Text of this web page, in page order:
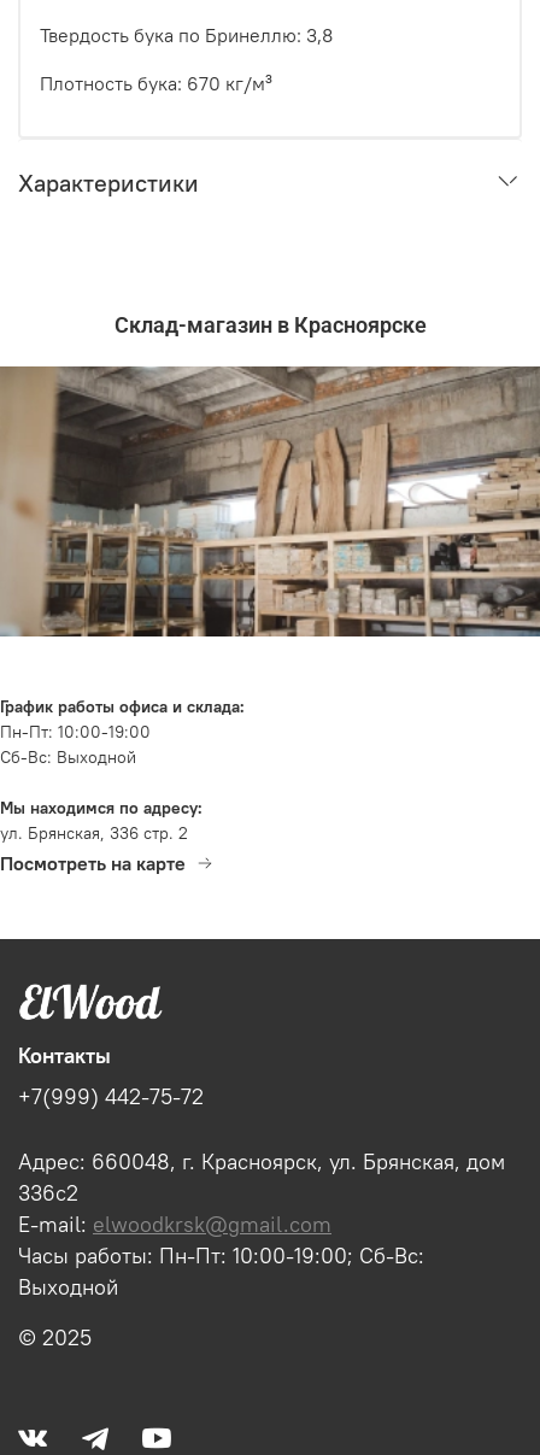
Твердость бука по Бринеллю: 3,8
Плотность бука: 670 кг/м³
Характеристики
Склад-магазин в Красноярске
График работы офиса и склада:
Пн-Пт: 10:00-19:00
Сб-Вс: Выходной
Мы находимся по адресу:
ул. Брянская, 336 стр. 2
Посмотреть на карте
Контакты
+7(999) 442-75-72
Адрес: 660048, г. Красноярск, ул. Брянская, дом
336с2
E-mail: elwoodkrsk@gmail.com
Часы работы: Пн-Пт: 10:00-19:00; Сб-Вс:
Выходной
© 2025